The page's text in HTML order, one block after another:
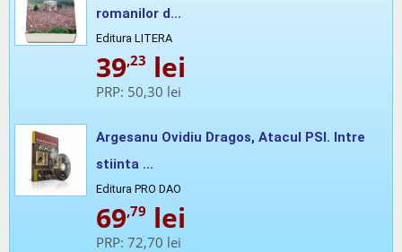
romanilor d...
Editura LITERA
39,23 lei
PRP: 50,30 lei
Argesanu Ovidiu Dragos, Atacul PSI. Intre
stiinta ...
Editura PRO DAO
69,79 lei
PRP: 72,70 lei